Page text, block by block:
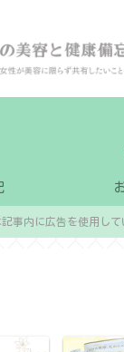
事内に広告を使用して